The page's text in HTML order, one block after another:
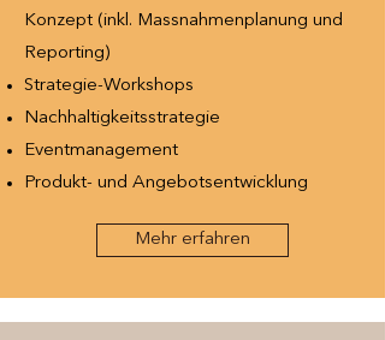
Konzept (inkl. Massnahmenplanung und
Reporting)
Strategie-Workshops
Nachhaltigkeitsstrategie
Eventmanagement
Produkt- und Angebotsentwicklung
Mehr erfahren